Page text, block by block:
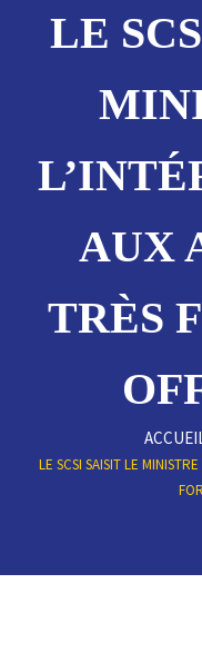
LE
AUX
TRÈS
LE SCSI SAISIT LE